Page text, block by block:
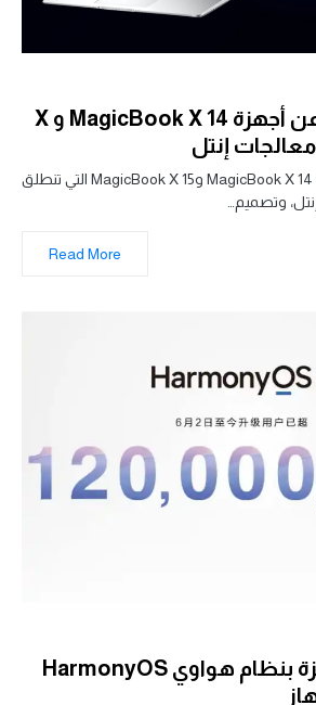
Honor تكشف عن أجهزة MagicBook X 14 و X
أعلنت Honor عن أجهزة MagicBook X 14 وMagicBook X 15 التي تنطلق
Read More
إرتفاع عدد الأجهزة بنظام هواوي HarmonyOS